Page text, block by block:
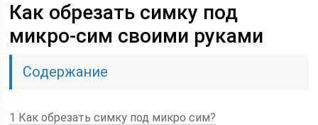
Как обрезать симку под
микро-сим своими руками
Содержание
1 Как обрезать симку под микро сим?